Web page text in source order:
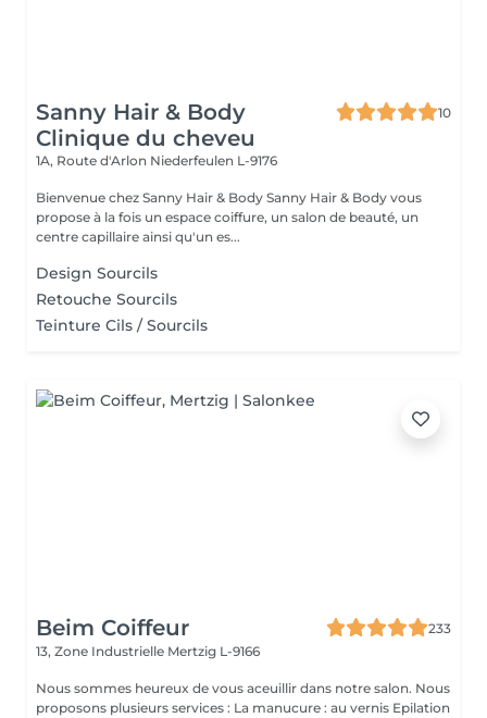
Sanny Hair & Body
Clinique du cheveu
10
1A, Route d'Arlon Niederfeulen L-9176
Bienvenue chez Sanny Hair & Body Sanny Hair & Body vous
propose à la fois un espace coiffure, un salon de beauté, un
centre capillaire ainsi qu'un es...
Design Sourcils
Retouche Sourcils
Teinture Cils / Sourcils
Beim Coiffeur
233
13, Zone Industrielle Mertzig L-9166
Nous sommes heureux de vous aceuillir dans notre salon. Nous
proposons plusieurs services : La manucure : au vernis Epilation